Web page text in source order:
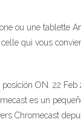
ou une tablette
qui vous
ON. 22 Feb
es un
Chromecast